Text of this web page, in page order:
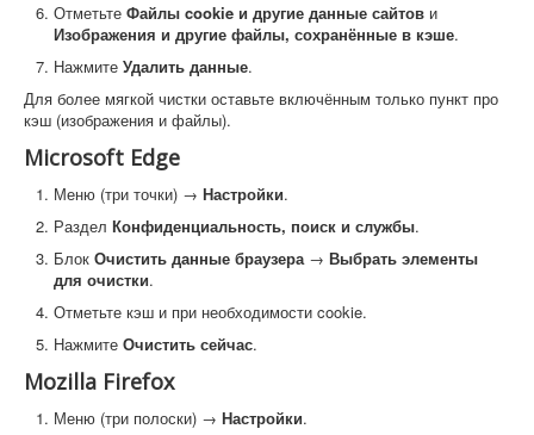
Отметьте Файлы cookie и другие данные сайтов и
Изображения и другие файлы, сохранённые в кэше.
Нажмите Удалить данные.
Для более мягкой чистки оставьте включённым только пункт про
кэш (изображения и файлы).
Microsoft Edge
Меню (три точки) → Настройки.
Раздел Конфиденциальность, поиск и службы.
Блок Очистить данные браузера→ Выбрать элементы
для очистки.
Отметьте кэш и при необходимости cookie.
Нажмите Очистить сейчас.
Mozilla Firefox
Меню (три полоски) → Настройки.